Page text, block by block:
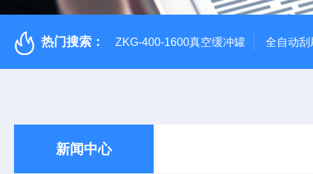
热门搜索： ZKG-400-1600真空缓冲罐 全自动刮
新闻中心